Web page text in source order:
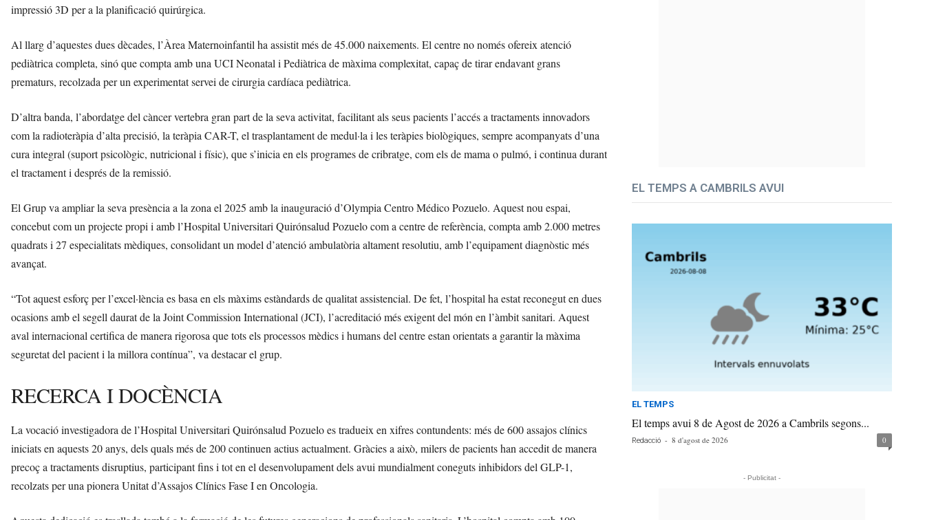
impressió 3D per a la planificació quirúrgica.
Al llarg d’aquestes dues dècades, l’Àrea Maternoinfantil ha assistit més de 45.000 naixements. El centre no només ofereix atenció
pediàtrica completa, sinó que compta amb una UCI Neonatal i Pediàtrica de màxima complexitat, capaç de tirar endavant grans
prematurs, recolzada per un experimentat servei de cirurgia cardíaca pediàtrica.
D’altra banda, l’abordatge del càncer vertebra gran part de la seva activitat, facilitant als seus pacients l’accés a tractaments innovadors
com la radioteràpia d’alta precisió, la teràpia CAR-T, el trasplantament de medul·la i les teràpies biològiques, sempre acompanyats d’una
cura integral (suport psicològic, nutricional i físic), que s’inicia en els programes de cribratge, com els de mama o pulmó, i continua durant
el tractament i després de la remissió.
El Grup va ampliar la seva presència a la zona el 2025 amb la inauguració d’Olympia Centro Médico Pozuelo. Aquest nou espai,
concebut com un projecte propi i amb l’Hospital Universitari Quirónsalud Pozuelo com a centre de referència, compta amb 2.000 metres
quadrats i 27 especialitats mèdiques, consolidant un model d’atenció ambulatòria altament resolutiu, amb l’equipament diagnòstic més
avançat.
“Tot aquest esforç per l’excel·lència es basa en els màxims estàndards de qualitat assistencial. De fet, l’hospital ha estat reconegut en dues
ocasions amb el segell daurat de la Joint Commission International (JCI), l’acreditació més exigent del món en l’àmbit sanitari. Aquest
aval internacional certifica de manera rigorosa que tots els processos mèdics i humans del centre estan orientats a garantir la màxima
seguretat del pacient i la millora contínua”, va destacar el grup.
RECERCA I DOCÈNCIA
La vocació investigadora de l’Hospital Universitari Quirónsalud Pozuelo es tradueix en xifres contundents: més de 600 assajos clínics
iniciats en aquests 20 anys, dels quals més de 200 continuen actius actualment. Gràcies a això, milers de pacients han accedit de manera
precoç a tractaments disruptius, participant fins i tot en el desenvolupament dels avui mundialment coneguts inhibidors del GLP-1,
recolzats per una pionera Unitat d’Assajos Clínics Fase I en Oncologia.
EL TEMPS A CAMBRILS AVUI
EL TEMPS
El temps avui 8 de Agost de 2026 a Cambrils segons...
Redacció - 8 d'agost de 2026 0
- Publicitat -